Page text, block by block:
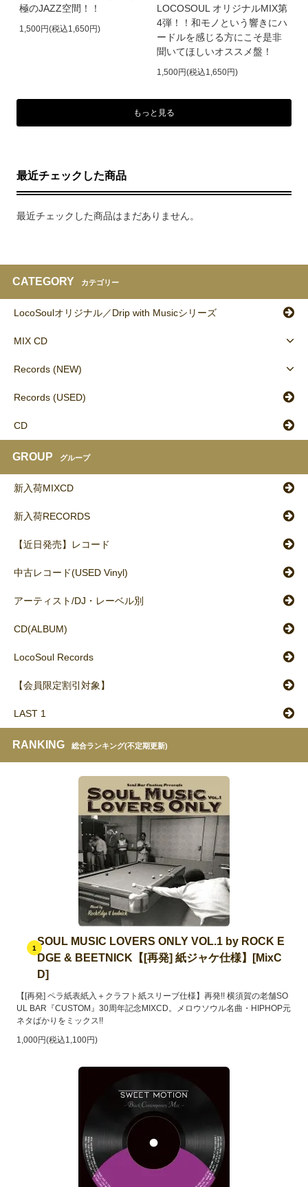
極のJAZZ空間！！
1,500円(税込1,650円)
LOCOSOUL オリジナルMIX第
4弾！！和モノという響きにハ
ードルを感じる方にこそ是非
聞いてほしいオススメ盤！
1,500円(税込1,650円)
もっと見る
最近チェックした商品
最近チェックした商品はまだありません。
CATEGORY カテゴリー
LocoSoulオリジナル／Drip with Musicシリーズ
MIX CD
Records (NEW)
Records (USED)
CD
GROUP グループ
新入荷MIXCD
新入荷RECORDS
【近日発売】レコード
中古レコード(USED Vinyl)
アーティスト/DJ・レーベル別
CD(ALBUM)
LocoSoul Records
【会員限定割引対象】
LAST 1
RANKING 総合ランキング(不定期更新)
1
SOUL MUSIC LOVERS ONLY VOL.1 by ROCK E
DGE & BEETNICK【[再発] 紙ジャケ仕様】[MixC
D]
【[再発] ペラ紙表紙入＋クラフト紙スリーブ仕様】再発!! 横須賀の老舗SO
UL BAR『CUSTOM』30周年記念MIXCD。メロウソウル名曲・HIPHOP元
ネタばかりをミックス!!
1,000円(税込1,100円)